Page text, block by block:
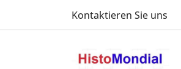
Kontaktieren Sie uns